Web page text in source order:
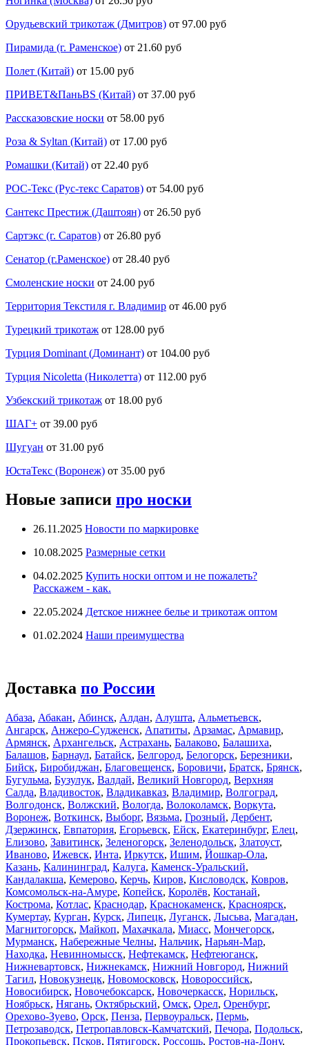
Орудьевский трикотаж (Дмитров) от 97.00 руб
Пирамида (г. Раменское) от 21.60 руб
Полет (Китай) от 15.00 руб
ПРИВЕТ&ПаньBS (Китай) от 37.00 руб
Рассказовские носки от 58.00 руб
Роза & Syltan (Китай) от 17.00 руб
Ромашки (Китай) от 22.40 руб
РОС-Текс (Рус-текс Саратов) от 54.00 руб
Сантекс Престиж (Даштоян) от 26.50 руб
Сартэкс (г. Саратов) от 26.80 руб
Сенатор (г.Раменское) от 28.40 руб
Смоленские носки от 24.00 руб
Территория Текстиля г. Владимир от 46.00 руб
Турецкий трикотаж от 128.00 руб
Турция Dominant (Доминант) от 104.00 руб
Турция Nicoletta (Николетта) от 112.00 руб
Узбекский трикотаж от 18.00 руб
ШАГ+ от 39.00 руб
Шугуан от 31.00 руб
ЮстаТекс (Воронеж) от 35.00 руб
Новые записи про носки
26.11.2025 Новости по маркировке
10.08.2025 Размерные сетки
04.02.2025 Купить носки оптом и не пожалеть?
Расскажем - как.
22.05.2024 Детское нижнее белье и трикотаж оптом
01.02.2024 Наши преимущества
Доставка по России
Абаза, Абакан, Абинск, Алдан, Алушта, Альметьевск,
Ангарск, Анжеро-Судженск, Апатиты, Арзамас, Армавир,
Армянск, Архангельск, Астрахань, Балаково, Балашиха,
Балашов, Барнаул, Батайск, Белгород, Белогорск, Березники,
Бийск, Биробиджан, Благовещенск, Боровичи, Братск, Брянск,
Бугульма, Бузулук, Валдай, Великий Новгород, Верхняя
Салда, Владивосток, Владикавказ, Владимир, Волгоград,
Волгодонск, Волжский, Вологда, Волоколамск, Воркута,
Воронеж, Воткинск, Выборг, Вязьма, Грозный, Дербент,
Дзержинск, Евпатория, Егорьевск, Ейск, Екатеринбург, Елец,
Елизово, Завитинск, Зеленогорск, Зеленодольск, Златоуст,
Иваново, Ижевск, Инта, Иркутск, Ишим, Йошкар-Ола,
Казань, Калининград, Калуга, Каменск-Уральский,
Кандалакша, Кемерово, Керчь, Киров, Кисловодск, Ковров,
Комсомольск-на-Амуре, Копейск, Королёв, Костанай,
Кострома, Котлас, Краснодар, Краснокаменск, Красноярск,
Кумертау, Курган, Курск, Липецк, Луганск, Лысьва, Магадан,
Магнитогорск, Майкоп, Махачкала, Миасс, Мончегорск,
Мурманск, Набережные Челны, Нальчик, Нарьян-Мар,
Находка, Невинномысск, Нефтекамск, Нефтеюганск,
Нижневартовск, Нижнекамск, Нижний Новгород, Нижний
Тагил, Новокузнецк, Новомосковск, Новороссийск,
Новосибирск, Новочебоксарск, Новочеркасск, Норильск,
Ноябрьск, Нягань, Октябрьский, Омск, Орел, Оренбург,
Орехово-Зуево, Орск, Пенза, Первоуральск, Пермь,
Петрозаводск, Петропавловск-Камчатский, Печора, Подольск,
Прокопьевск, Псков, Пятигорск, Россошь, Ростов-на-Дону,